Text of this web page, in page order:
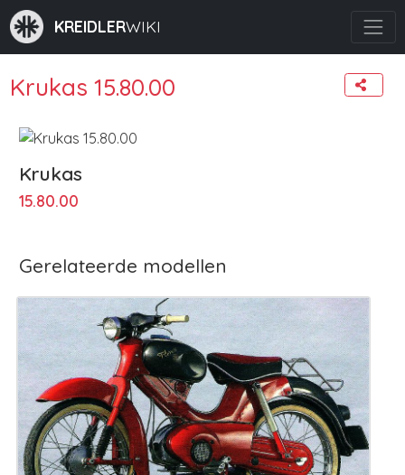
KREIDLERWIKI
Krukas 15.80.00
Krukas
15.80.00
Gerelateerde modellen